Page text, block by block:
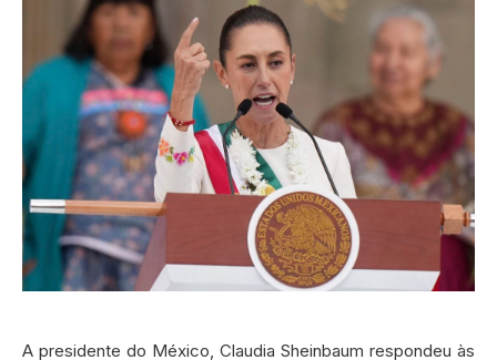
A presidente do México, Claudia Sheinbaum respondeu às